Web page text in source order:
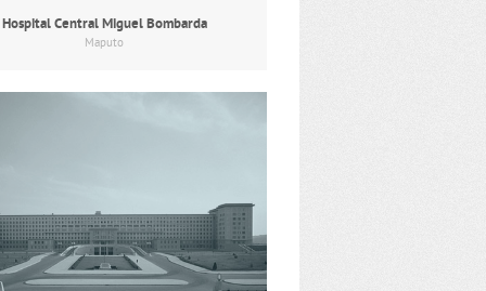
Hospital Central Miguel Bombarda
Maputo